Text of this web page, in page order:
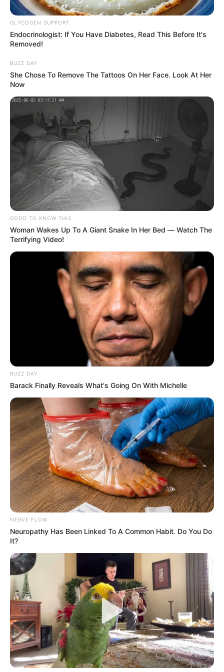
Denuncias Antioquia
Accidente en Medellín
Por: Paola Agredo Tapias
Abril 22, 2023
COMPARTIR
UNIRSE AL CANAL DE WHATSAPP
El Departamento Administrativo de Gestión del Riesgo de
Desastres, Dagrd, con Bomberos Medellín, atendió en la
última semana un total de151 emergencias en la
El mayor número de casos fueron incidentes vehiculares
54 hechos, seguido de 25 desplomes de árboles,
incendios estructurales y seis escapes de gas, entre otros
hechos.
Lea también:Exmilitares aceptarán responsabilidad por
47 asesinatos de "Falsos Positivos" en Dabeiba
El corregimiento de San Sebastián de Palmitas fue la
única zona de la ciudad que no reportó emergencias. En
cambio, la que más hechos reportó fuela comuna 14 - El
Poblado, con 25 casos; seguida de la comuna 10 - La
GLYCOGEN SUPPORT
Endocrinologist: If You Have Diabetes, Read This Before It's
Removed!
BUZZ DAY
She Chose To Remove The Tattoos On Her Face. Look At Her
Now
GOOD TO KNOW THIS
Woman Wakes Up To A Giant Snake In Her Bed — Watch The
Terrifying Video!
BUZZ DAY
Barack Finally Reveals What's Going On With Michelle
NERVE FLOW
Neuropathy Has Been Linked To A Common Habit. Do You Do
It?